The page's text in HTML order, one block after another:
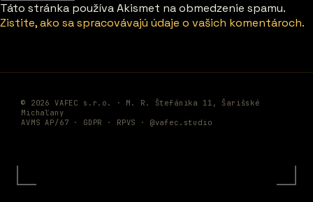
Táto stránka používa Akismet na obmedzenie spamu.
Zistite, ako sa spracovávajú údaje o vašich komentároch.
© 2026 VAFEC s.r.o. · M. R. Štefánika 11, Šarišské
Michaľany
AVMS AP/67 · GDPR · RPVS · @vafec.studio